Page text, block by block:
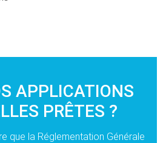
APPLICATIONS
PRÊTES ?
que la Réglementation Générale